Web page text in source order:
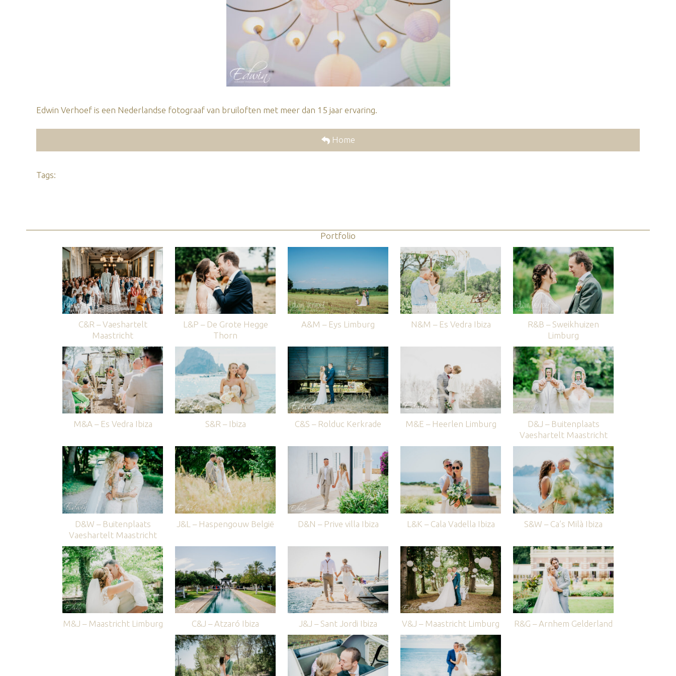
Edwin Verhoef is een Nederlandse fotograaf van bruiloften met meer dan 15 jaar ervaring.
Home
Tags:
Portfolio
C&R – Vaeshartelt
Maastricht
L&P – De Grote Hegge
Thorn
A&M – Eys Limburg N&M – Es Vedra Ibiza
R&B – Sweikhuizen
Limburg
M&A – Es Vedra Ibiza S&R – Ibiza C&S – Rolduc Kerkrade M&E – Heerlen Limburg
D&J – Buitenplaats
Vaeshartelt Maastricht
D&W – Buitenplaats
Vaeshartelt Maastricht
J&L – Haspengouw België D&N – Prive villa Ibiza L&K – Cala Vadella Ibiza S&W – Ca’s Milà Ibiza
M&J – Maastricht Limburg C&J – Atzaró Ibiza J&J – Sant Jordi Ibiza V&J – Maastricht Limburg R&G – Arnhem Gelderland